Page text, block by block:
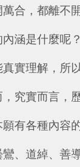
合，都離不
涵是什麼呢
實理解，所
究實而言，
有各種內容
、道綽、善